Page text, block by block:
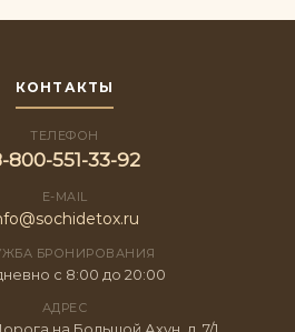
КОНТАКТЫ
ТЕЛЕФОН
800-551-33-92
E-MAIL
БРОНИРОВАНИЯ
с 8:00 до 20:00
АДРЕС